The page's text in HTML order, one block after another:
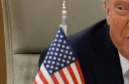
Eğitim
Eğlence
Ekonomi